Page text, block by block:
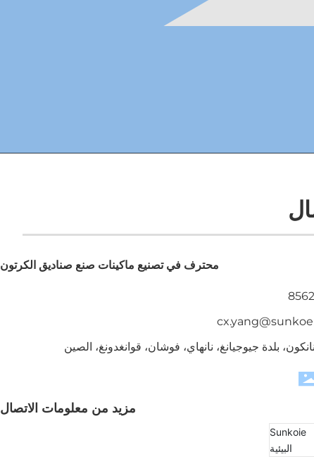
محترف في تصنيع ماكينات صنع صناديق الكرتون
مزيد من معلومات الاتصال